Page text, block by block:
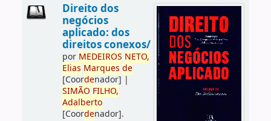
Direito dos
negócios
aplicado: dos
direitos conexos/
por MEDEIROS NETO,
Elias Marques de
[Coordenador] |
SIMÃO FILHO,
Adalberto
[Coordenador].